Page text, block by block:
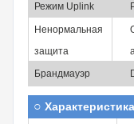
Режим Uplink
Ненормальная
защита
Брандмауэр
○